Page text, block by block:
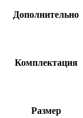
Дополнительно
Комплектация
Размер